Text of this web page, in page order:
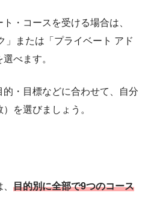
・コースを受ける場合は、
」または「プライベート アド
べます。
・目標などに合わせて、自分
を選びましょう。
目的別に全部で9つのコース